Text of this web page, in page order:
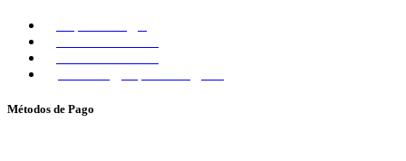
Métodos de Pago